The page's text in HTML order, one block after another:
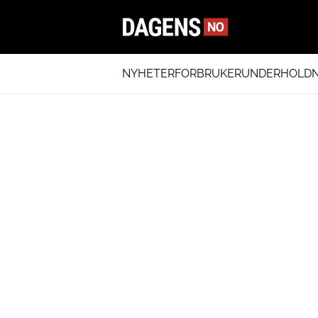
NYHETERFORBRUKER